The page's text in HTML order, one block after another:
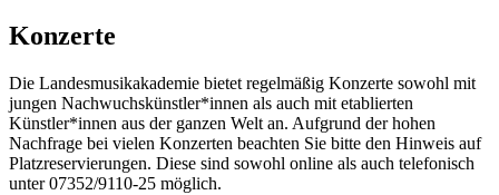
Konzerte
Die Landesmusikakademie bietet regelmäßig Konzerte sowohl mit
jungen Nachwuchskünstler*innen als auch mit etablierten
Künstler*innen aus der ganzen Welt an. Aufgrund der hohen
Nachfrage bei vielen Konzerten beachten Sie bitte den Hinweis auf
Platzreservierungen. Diese sind sowohl online als auch telefonisch
unter 07352/9110-25 möglich.